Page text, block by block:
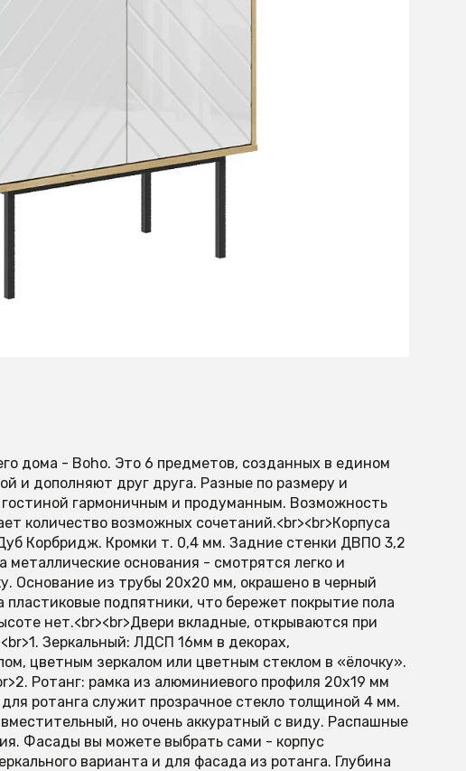
дома - Boho. Это 6 предметов, созданных в едином
и дополняют друг друга. Разные по размеру и
гармоничным и продуманным. Возможность
количество возможных сочетаний.<br><br>Корпуса
Корбридж. Кромки т. 0,4 мм. Задние стенки ДВПО 3,2
металлические основания - смотрятся легко и
Основание из трубы 20х20 мм, окрашено в черный
подпятники, что бережет покрытие пола
нет.<br><br>Двери вкладные, открываются при
Зеркальный: ЛДСП 16мм в декорах,
цветным зеркалом или цветным стеклом в «ёлочку».
Ротанг: рамка из алюминиевого профиля 20х19 мм
ротанга служит прозрачное стекло толщиной 4 мм.
но очень аккуратный с виду. Распашные
Фасады вы можете выбрать сами - корпус
варианта и для фасада из ротанга. Глубина